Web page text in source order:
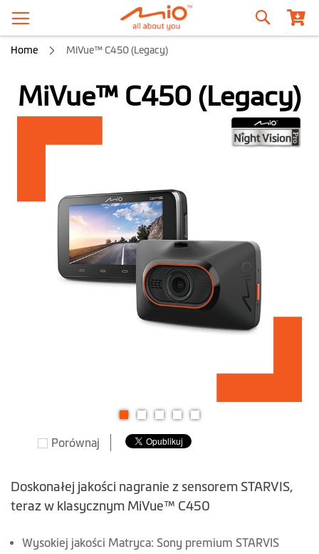
Szukaj
Home MiVue™ C450 (Legacy)
MiVue™ C450 (Legacy)
galerii
Porównaj
Doskonałej jakości nagranie z sensorem STARVIS,
teraz w klasycznym MiVue™ C450
Wysokiej jakości Matryca: Sony premium STARVIS